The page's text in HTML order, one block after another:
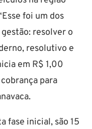
foi um dos
resolver o
resolutivo e
em R$ 1,00
para
fase inicial, são 15